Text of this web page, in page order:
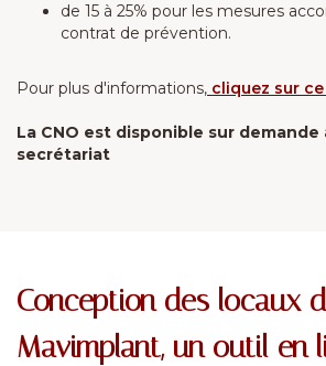
de 15 à 25% pour les mesures
contrat de prévention.
Pour plus d'informations, cliquez sur
La CNO est disponible sur demande
secrétariat
Conception des locaux
Mavimplant, un outil en